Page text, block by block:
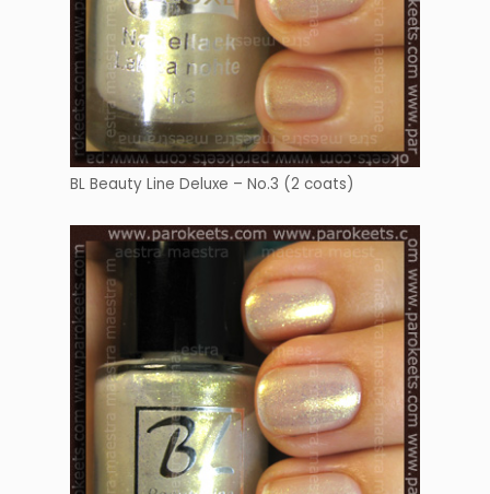
BL Beauty Line Deluxe – No.3 (2 coats)